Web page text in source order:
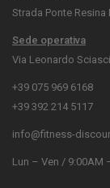
Strada Ponte
Sede operativa
Via Leonardo
+39 075 969 6168
+39 392 214 5117
info@fitness-
Lun – Ven / 9:00AM